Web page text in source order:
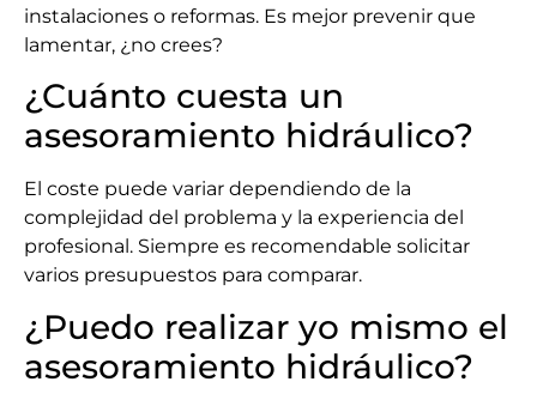
instalaciones o reformas. Es mejor prevenir que
lamentar, ¿no crees?
¿Cuánto cuesta un
asesoramiento hidráulico?
El coste puede variar dependiendo de la
complejidad del problema y la experiencia del
profesional. Siempre es recomendable solicitar
varios presupuestos para comparar.
¿Puedo realizar yo mismo el
asesoramiento hidráulico?